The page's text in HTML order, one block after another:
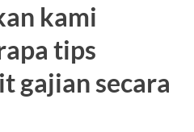
kami
tips
gajian secara